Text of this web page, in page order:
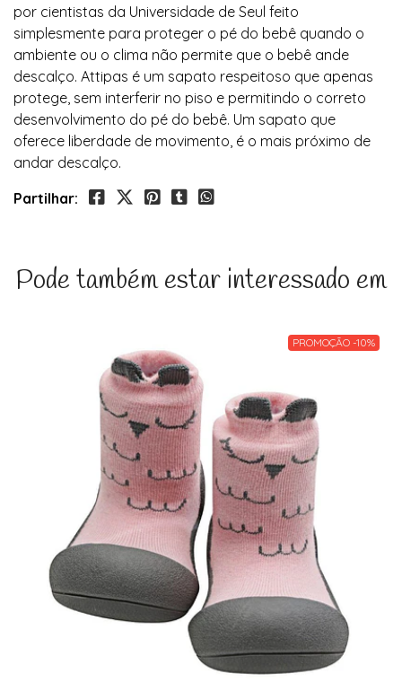
por cientistas da Universidade de Seul feito
simplesmente para proteger o pé do bebê quando o
ambiente ou o clima não permite que o bebê ande
descalço. Attipas é um sapato respeitoso que apenas
protege, sem interferir no piso e permitindo o correto
desenvolvimento do pé do bebê. Um sapato que
oferece liberdade de movimento, é o mais próximo de
andar descalço.
Partilhar:
Pode também estar interessado em
PROMOÇÃO -10%